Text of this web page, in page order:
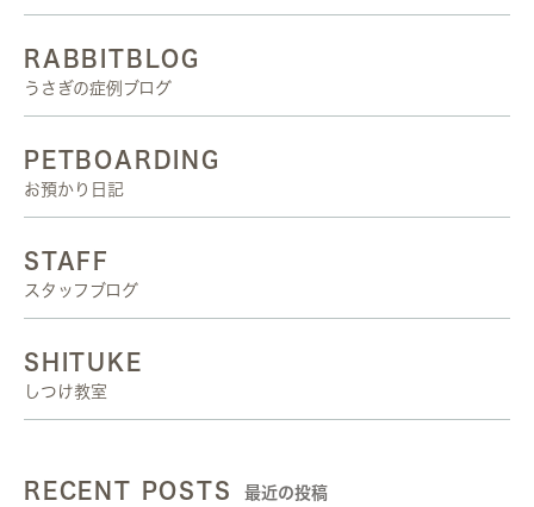
RABBITBLOG
うさぎの症例ブログ
PETBOARDING
お預かり日記
STAFF
スタッフブログ
SHITUKE
しつけ教室
RECENT POSTS 最近の投稿